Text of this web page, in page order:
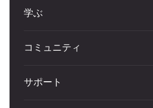
学ぶ
コミュニティ
サポート